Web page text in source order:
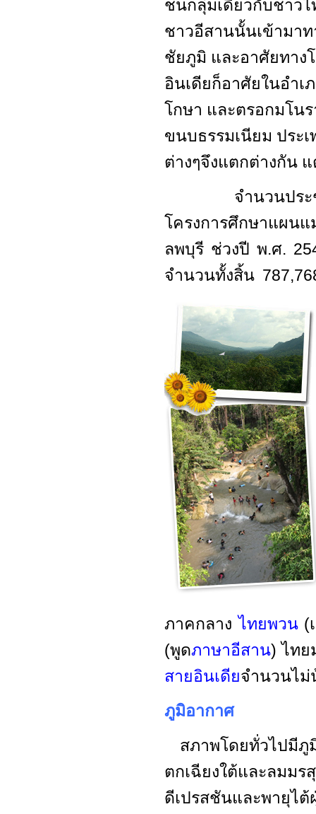
ชนกลุ่มเดียวกับชาว
ชาวอีสานนั้นเข้ามา
ชัยภูมิ และอาศัยทาง
อินเดียก็อาศัยในอำเ
โกษา และตรอกมโน
ขนบธรรมเนียม ประ
ต่างๆจึงแตกต่างกัน
จำนวนประชาก
โครงการศึกษาแผน
ลพบุรี ช่วงปี พ.ศ.
จำนวนทั้งสิ้น
ภาคกลางไทยพวน (
(พูดภาษาอีสาน) ไท
สายอินเดียจำนวนไม่
ภูมิอากาศ
สภาพโดยทั่วไปมีภู
ตกเฉียงใต้และลมม
ดีเปรสชันและพายุ